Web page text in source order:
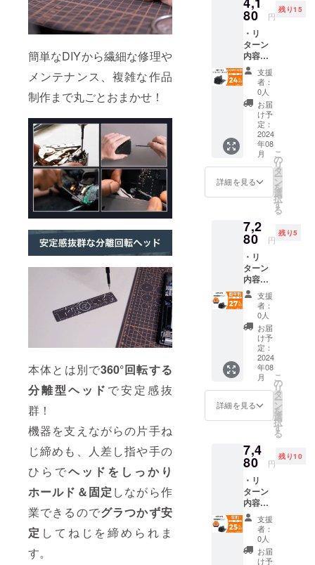
簡単なDIYから繊細な修理や
メンテナンス、複雑な作品
制作まで丸ごとおまかせ！
本体とは別で360°回転する
分離型ヘッド で安定感抜
群！
機器を支えながらの片手ね
じ締めも、人差し指や手の
ひらでヘッドをしっかり
ホールド ＆固定 しながら作
業できるのでグラつかず安
定 してねじを締められま
す。
す。
があり
ます。
頂いた
上でご
支援頂
けます
様お願
い致し
ます。
2024年
09月か
らオン
ライン
ショッ
にて一
般販売
す。
皆様の
ご支援
により
量産効
率が向
上した
場合、
正規販
売価格
が販売
予定価
格より
下がる
可能性
もござ
いま
生する
可能性
ます。
ご了承
頂いた
上でご
支援頂
けます
様お願
い致し
ます。
2024年
09月か
らオン
ショッ
プなど
開始予
定で
みの金
額とな
りま
す。 ※
ご注文
状況、
使用部
材の供
給状
況、製
造工程
上の都
合など
により
出荷時
期が遅
す。 ※
皆様の
ご支援
により
量産効
率が向
上した
場合、
正規販
売価格
が販売
予定価
格より
下がる
可能性
もござ
いま
生する
可能性
ます。
ご了承
頂いた
上でご
支援頂
けます
様お願
80 円
残り15
・リ
ターン
内容：
HBT-
471ドラ
イバー
セット
×1セッ
ト ・一
般予定
販売価
格：
5,480円
※本リ
ターン
の価格
送料込
みの金
額とな
りま
す。 ※
ご注文
状況、
使用部
材の供
給状
況、製
造工程
上の都
合など
により
出荷時
期が遅
す。 ※
皆様の
ご支援
により
量産効
率が向
上した
場合、
正規販
売価格
が販売
支援
者：
0人
お届
け予
定：
2024
年08
月
詳細を見る
こ
の
リ
タ
ー
ン
を
選
択
す
る
7,2
80 円
残り5
・リ
ターン
内容：
HBT-
471
COMB
Oセット
×1セッ
ト ・一
般予定
販売価
格：
9,980円
※本リ
ターン
の価格
送料込
みの金
額とな
りま
す。 ※
ご注文
状況、
使用部
材の供
給状
況、製
支援
者：
0人
お届
け予
定：
2024
年08
月
詳細を見る
こ
の
リ
タ
ー
ン
を
選
択
す
る
7,4
80 円
残り10
・リ
ターン
内容：
HBT-
471
COMB
Oセット
×1セッ
支援
者：
0人
お届
け予